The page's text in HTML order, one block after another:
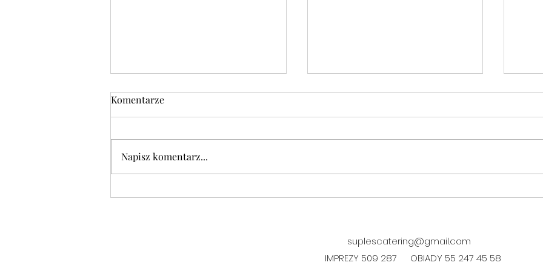
POLECAMY w czwartek
Komentarze
Napisz komentarz...
suplescatering@gmail.com
IMPREZY 509 287
OBIADY 55 247 45 58